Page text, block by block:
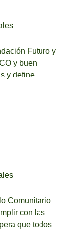
Futuro y
y buen
y define
Comunitario
con las
que todos